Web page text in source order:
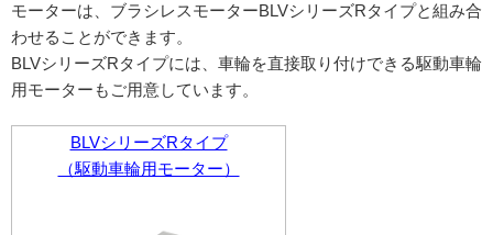
モーターは、ブラシレスモーターBLVシリーズRタイプと組み合
わせることができます。
BLVシリーズRタイプには、車輪を直接取り付けできる駆動車輪
用モーターもご用意しています。
BLVシリーズRタイプ
（駆動車輪用モーター）